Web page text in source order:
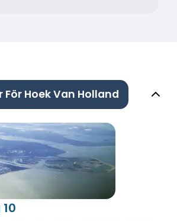
Hoek Van Holland